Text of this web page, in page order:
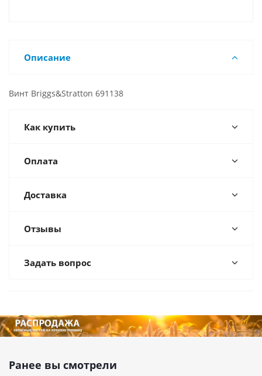
Описание
Винт Briggs&Stratton 691138
Как купить
Оплата
Доставка
Отзывы
Задать вопрос
Ранее вы смотрели